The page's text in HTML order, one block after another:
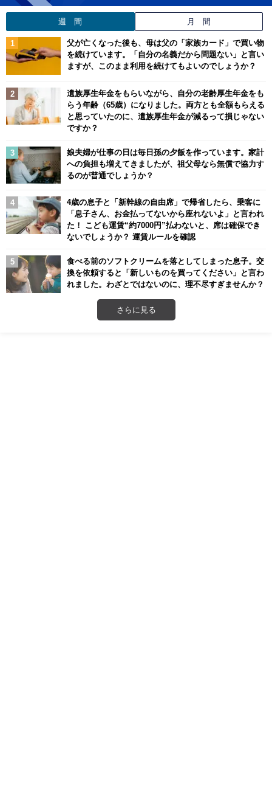
週 間 月 間
父が亡くなった後も、母は父の「家族カード」で買い物
を続けています。「自分の名義だから問題ない」と言い
ますが、このまま利用を続けてもよいのでしょうか？
遺族厚生年金をもらいながら、自分の老齢厚生年金をも
らう年齢（65歳）になりました。両方とも全額もらえる
と思っていたのに、遺族厚生年金が減るって損じゃない
ですか？
娘夫婦が仕事の日は毎日孫の夕飯を作っています。家計
への負担も増えてきましたが、祖父母なら無償で協力す
るのが普通でしょうか？
4歳の息子と「新幹線の自由席」で帰省したら、乗客に
「息子さん、お金払ってないから座れないよ」と言われ
た！ こども運賃“約7000円”払わないと、席は確保でき
ないでしょうか？ 運賃ルールを確認
食べる前のソフトクリームを落としてしまった息子。交
換を依頼すると「新しいものを買ってください」と言わ
れました。わざとではないのに、理不尽すぎませんか？
さらに見る